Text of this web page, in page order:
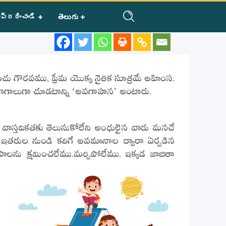
తెలుగు
గౌరవము,‌ ప్రేమ యొక్క నైతిక సూత్రమే అహింస.
చూడటాన్ని ‘అవగాహన’ అంటారు.
తెలుసుకోలేని అంధులైన వారు మనచే
నుండి కలిగే అవమానాల ద్వారా ఏర్పడిన
క్షమించలేము.మర్చిపోలేము. ఇక్కడ జాబితా